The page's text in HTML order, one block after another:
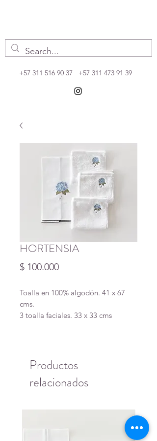
+57 311 516 90 37 +57 311 473 91 39
HORTENSIA
$ 100.000Precio
Toalla en 100% algodón. 41 x 67
cms.
3 toalla faciales. 33 x 33 cms
Productos
relacionados